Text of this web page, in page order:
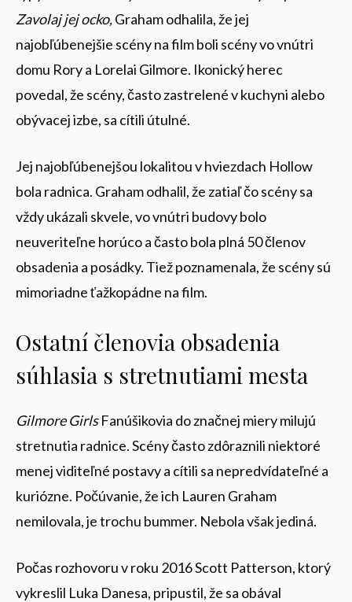
Zavolaj jej ocko,Graham odhalila, že jej
najobľúbenejšie scény na film boli scény vo vnútri
domu Rory a Lorelai Gilmore. Ikonický herec
povedal, že scény, často zastrelené v kuchyni alebo
obývacej izbe, sa cítili útulné.
Jej najobľúbenejšou lokalitou v hviezdach Hollow
bola radnica. Graham odhalil, že zatiaľ čo scény sa
vždy ukázali skvele, vo vnútri budovy bolo
neuveriteľne horúco a často bola plná 50 členov
obsadenia a posádky. Tiež poznamenala, že scény sú
mimoriadne ťažkopádne na film.
Ostatní členovia obsadenia
súhlasia s stretnutiami mesta
Gilmore GirlsFanúšikovia do značnej miery milujú
stretnutia radnice. Scény často zdôraznili niektoré
menej viditeľné postavy a cítili sa nepredvídateľné a
kuriózne. Počúvanie, že ich Lauren Graham
nemilovala, je trochu bummer. Nebola však jediná.
Počas rozhovoru v roku 2016 Scott Patterson, ktorý
vykreslil Luka Danesa, pripustil, že sa obával